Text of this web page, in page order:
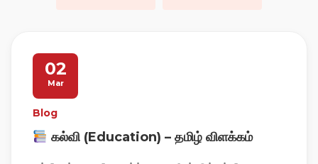
02
Mar
Blog
கல்வி (Education) – தமிழ் விளக்கம்